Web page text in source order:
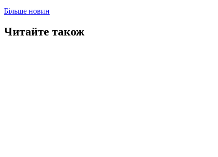
Більше новин
Читайте також